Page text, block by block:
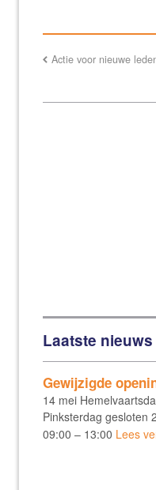
Actie voor nieuwe
Laatste nieuws
Gewijzigde
14 mei
Pinksterdag gesloten
09:00 – 13:00 Lees